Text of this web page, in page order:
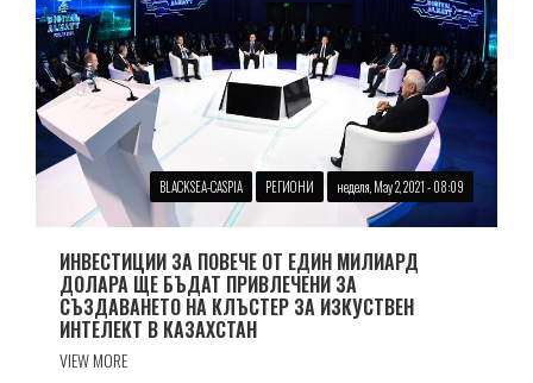
BLACKSEA-CASPIA РЕГИОНИ неделя, May 2, 2021 - 08:09
ИНВЕСТИЦИИ ЗА ПОВЕЧЕ ОТ ЕДИН МИЛИАРД
ДОЛАРА ЩЕ БЪДАТ ПРИВЛЕЧЕНИ ЗА
СЪЗДАВАНЕТО НА КЛЪСТЕР ЗА ИЗКУСТВЕН
ИНТЕЛЕКТ В КАЗАХСТАН
VIEW MORE